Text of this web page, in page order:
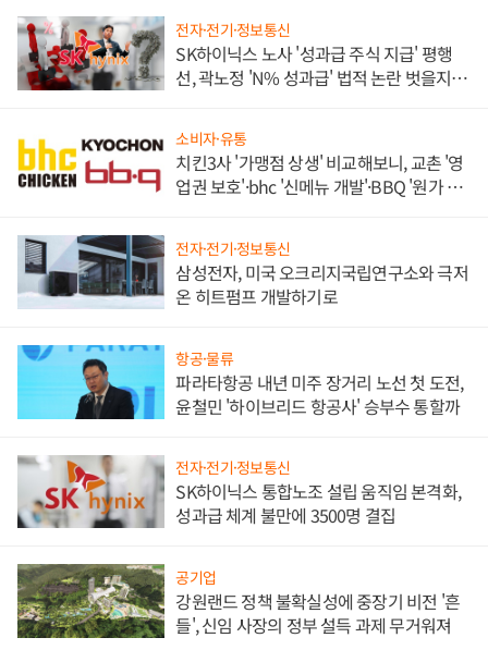
전자·전기·정보통신
SK하이닉스 노사 '성과급 주식 지급' 평행
선, 곽노정 'N% 성과급' 법적 논란 벗을지 주
소비자·유통
치킨3사 '가맹점 상생' 비교해보니, 교촌 '영
업권 보호'·bhc '신메뉴 개발'·BBQ '원가 부
전자·전기·정보통신
삼성전자, 미국 오크리지국립연구소와 극저
온 히트펌프 개발하기로
항공·물류
파라타항공 내년 미주 장거리 노선 첫 도전,
윤철민 '하이브리드 항공사' 승부수 통할까
전자·전기·정보통신
SK하이닉스 통합노조 설립 움직임 본격화,
성과급 체계 불만에 3500명 결집
공기업
강원랜드 정책 불확실성에 중장기 비전 '흔
들', 신임 사장의 정부 설득 과제 무거워져